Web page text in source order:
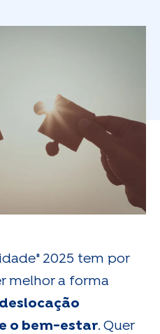
2025 tem por
melhor a forma
o bem-estar. Quer